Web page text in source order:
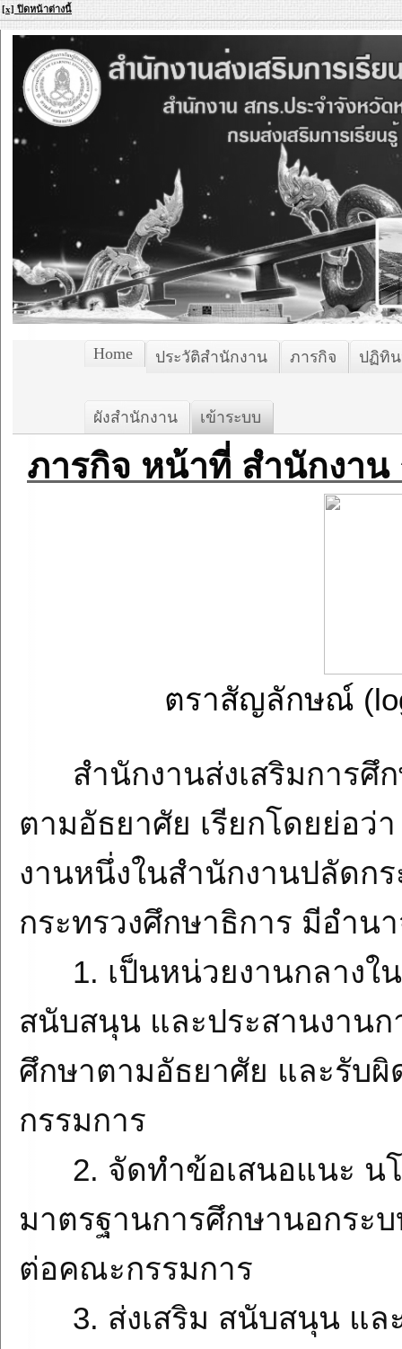
[x] ปิดหน้าต่างนี้
Home ประวัติสำนักงาน ภารกิจ ปฏิทิ
ผังสำนักงาน เข้าระบบ
ภารกิจ หน้าที่ สำนักงาน
ตราสัญลักษณ์
สำนักงานส่งเสริมการ
ตามอัธยาศัย เรียกโดยย่อว่
งานหนึ่งในสำนักงานปลัดก
กระทรวงศึกษาธิการ มีอำน
1. เป็นหน่วยงานกลางใน
สนับสนุน และประสานงาน
ศึกษาตามอัธยาศัย และรับ
กรรมการ
2. จัดทำข้อเสนอแนะ นโ
มาตรฐานการศึกษานอกระ
ต่อคณะกรรมการ
3. ส่งเสริม สนับสนุน แล